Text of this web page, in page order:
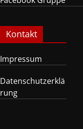
Kontakt
Impressum
Datenschutzerklä
rung